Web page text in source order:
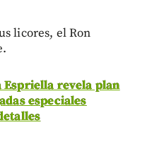
licores, el Ron
Espriella revela plan
especiales